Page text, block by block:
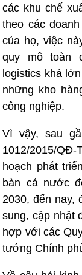
các khu chế
theo các
của họ, việc
quy mô toàn
logistics khá
những kho
công nghiệp.
Vì vậy, sau
1012/2015/
hoạch phát
bàn cả nước
2030, đến nay,
sung, cập nhật
hợp với các
tướng Chính